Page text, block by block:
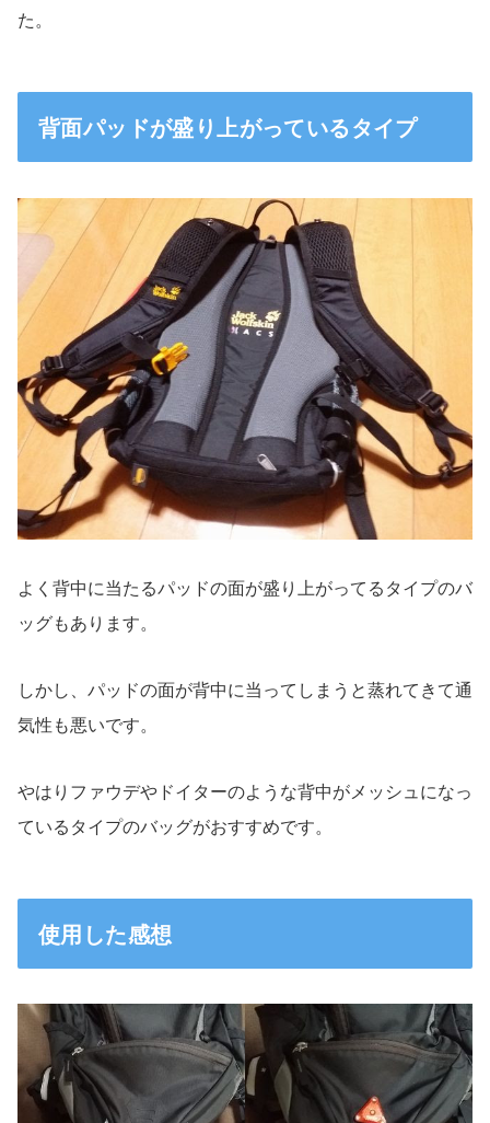
た。
背面パッドが盛り上がっているタイプ
よく背中に当たるパッドの面が盛り上がってるタイプのバ
ッグもあります。
しかし、パッドの面が背中に当ってしまうと蒸れてきて通
気性も悪いです。
やはりファウデやドイターのような背中がメッシュになっ
ているタイプのバッグがおすすめです。
使用した感想